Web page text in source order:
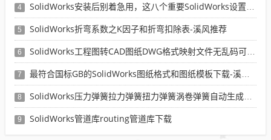
4 SolidWorks安装后别着急用，这八个重要SolidWorks设置可以提高你的画图效率
5 SolidWorks折弯系数之K因子和折弯扣除表-溪风推荐
6 SolidWorks工程图转CAD图纸DWG格式映射文件无乱码可分层-溪风亲测推荐
7 最符合国标GB的SolidWorks图纸格式和图纸模板下载-溪风专用版
8 SolidWorks压力弹簧拉力弹簧扭力弹簧涡卷弹簧自动生成宏程序下载
9 SolidWorks管道库routing管道库下载